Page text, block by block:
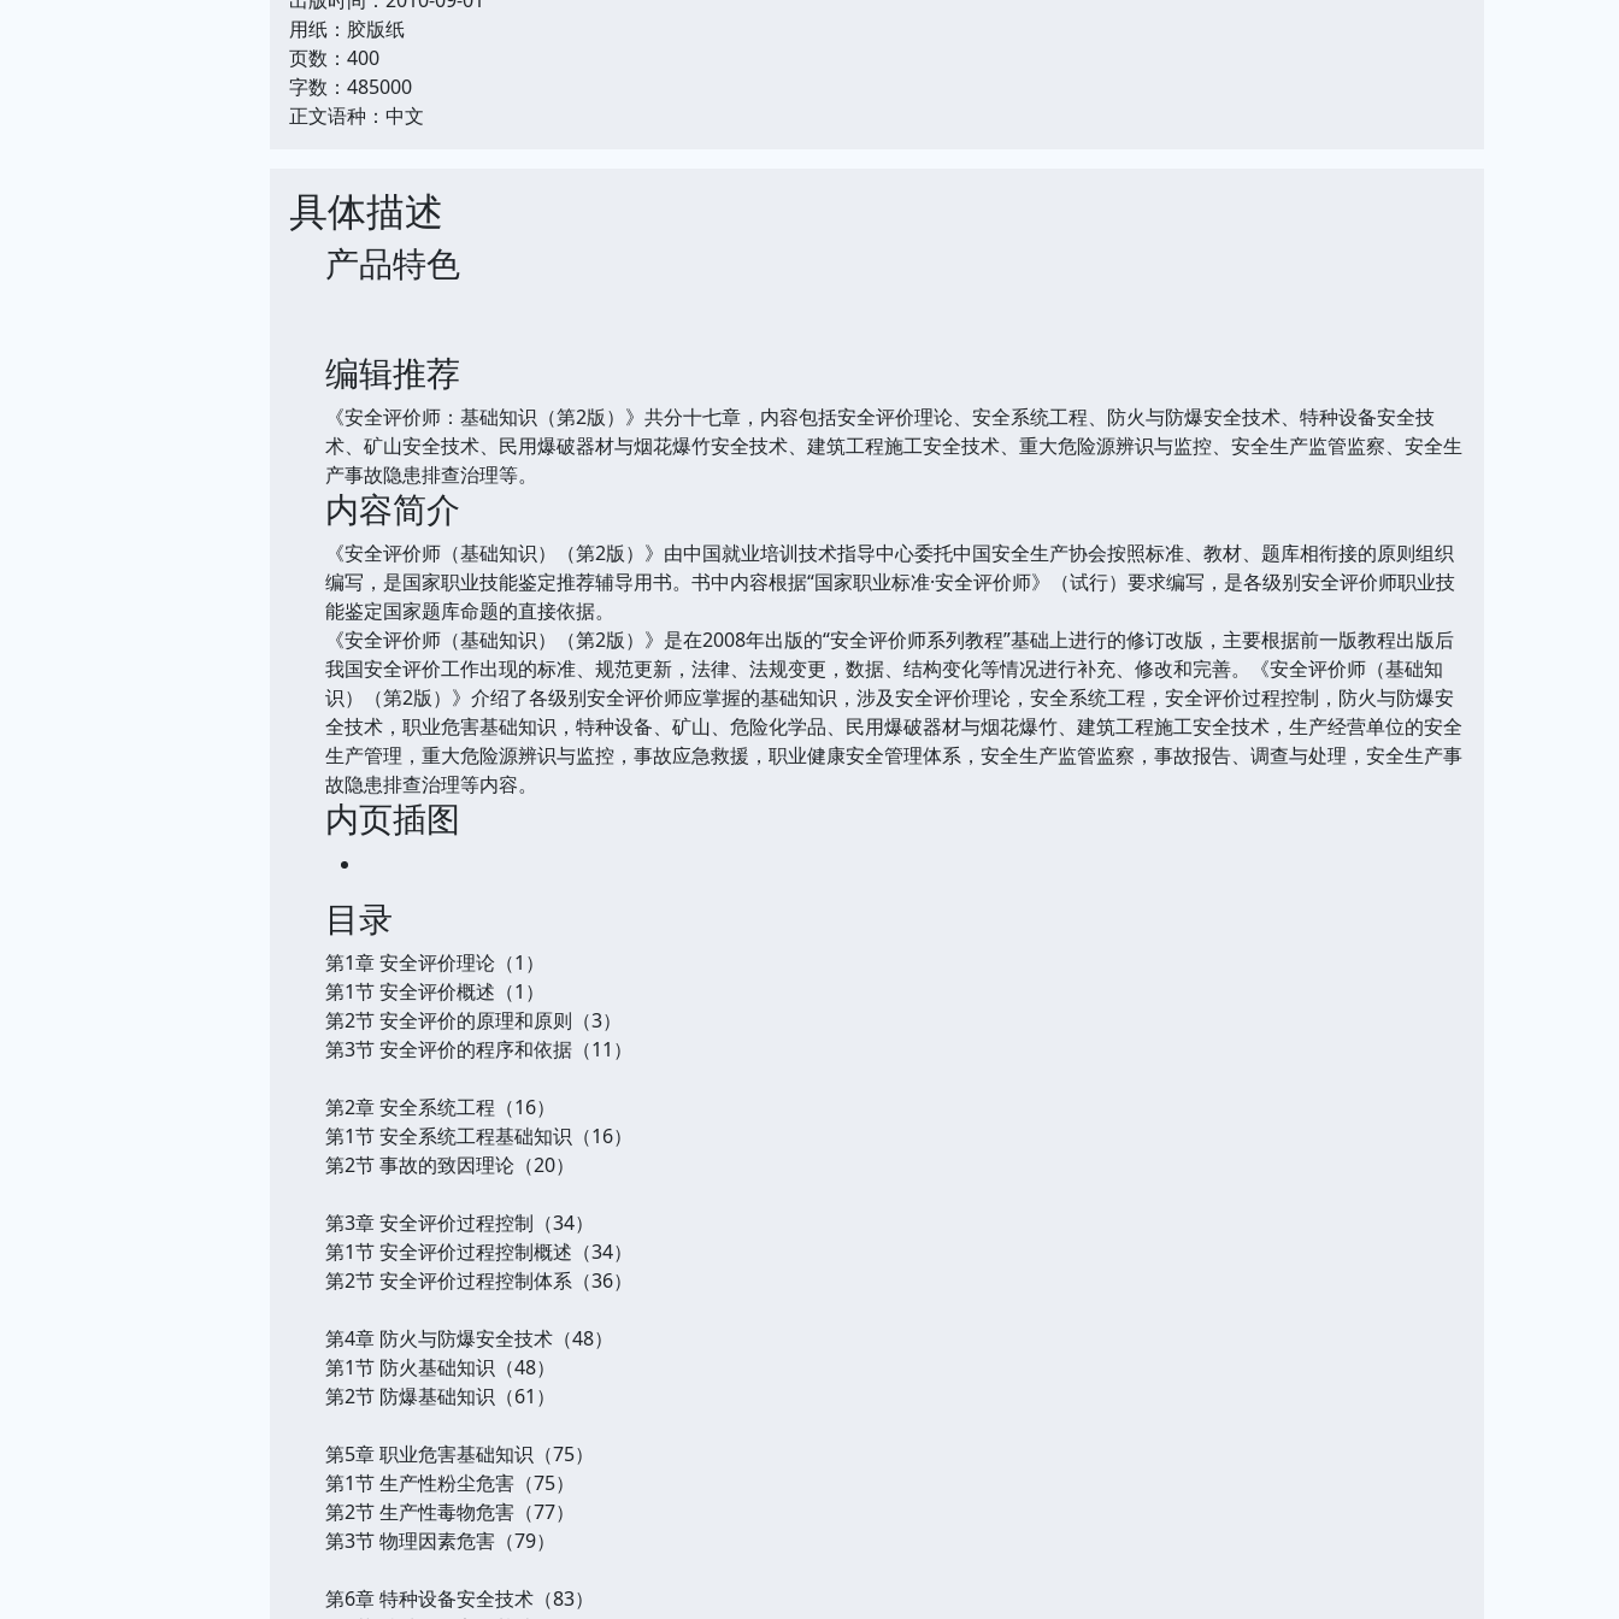
用纸：胶版纸
页数：400
字数：485000
正文语种：中文
具体描述
产品特色
编辑推荐
《安全评价师：基础知识（第2版）》共分十七章，内容包括安全评价理论、安全系统工程、防火与防爆安全技术、特种设备安全技
术、矿山安全技术、民用爆破器材与烟花爆竹安全技术、建筑工程施工安全技术、重大危险源辨识与监控、安全生产监管监察、安全生
产事故隐患排查治理等。
内容简介
《安全评价师（基础知识）（第2版）》由中国就业培训技术指导中心委托中国安全生产协会按照标准、教材、题库相衔接的原则组织
编写，是国家职业技能鉴定推荐辅导用书。书中内容根据“国家职业标准·安全评价师》（试行）要求编写，是各级别安全评价师职业技
能鉴定国家题库命题的直接依据。
《安全评价师（基础知识）（第2版）》是在2008年出版的“安全评价师系列教程”基础上进行的修订改版，主要根据前一版教程出版后
我国安全评价工作出现的标准、规范更新，法律、法规变更，数据、结构变化等情况进行补充、修改和完善。《安全评价师（基础知
识）（第2版）》介绍了各级别安全评价师应掌握的基础知识，涉及安全评价理论，安全系统工程，安全评价过程控制，防火与防爆安
全技术，职业危害基础知识，特种设备、矿山、危险化学品、民用爆破器材与烟花爆竹、建筑工程施工安全技术，生产经营单位的安全
生产管理，重大危险源辨识与监控，事故应急救援，职业健康安全管理体系，安全生产监管监察，事故报告、调查与处理，安全生产事
故隐患排查治理等内容。
内页插图
目录
第1章 安全评价理论（1）
第1节 安全评价概述（1）
第2节 安全评价的原理和原则（3）
第3节 安全评价的程序和依据（11）
第2章 安全系统工程（16）
第1节 安全系统工程基础知识（16）
第2节 事故的致因理论（20）
第3章 安全评价过程控制（34）
第1节 安全评价过程控制概述（34）
第2节 安全评价过程控制体系（36）
第4章 防火与防爆安全技术（48）
第1节 防火基础知识（48）
第2节 防爆基础知识（61）
第5章 职业危害基础知识（75）
第1节 生产性粉尘危害（75）
第2节 生产性毒物危害（77）
第3节 物理因素危害（79）
第6章 特种设备安全技术（83）